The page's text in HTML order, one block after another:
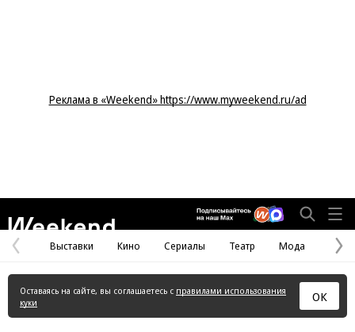
Реклама в «Weekend» https://www.myweekend.ru/ad
Предыдущая
страница
Выставки Кино Сериалы Театр Мода
Оставаясь на сайте, вы соглашаетесь с правилами использования
куки
ОК